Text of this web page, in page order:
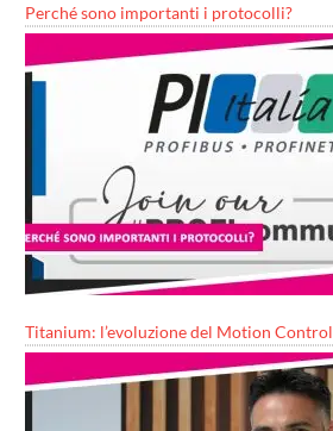
Perché sono importanti i protocolli?
Titanium: l’evoluzione del Motion Control